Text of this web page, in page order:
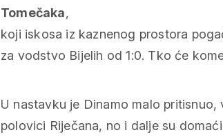
Tomečaka,
koji iskosa iz kaznenog prostora
za vodstvo Bijelih od 1:0. Tko će
U nastavku je Dinamo malo pritisnuo,
polovici Riječana, no i dalje su